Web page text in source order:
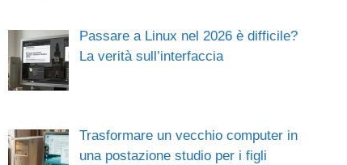
Passare a Linux nel 2026 è difficile?
La verità sull’interfaccia
Trasformare un vecchio computer in
una postazione studio per i figli